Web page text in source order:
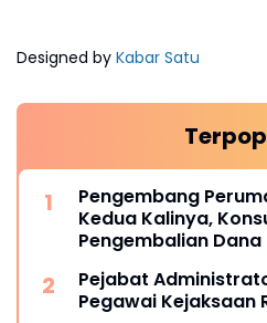
Designed by Kabar Satu
Pengembang
Kedua Kalinya,
Pengembalian Dana
Pejabat
Pegawai Kejaksaan